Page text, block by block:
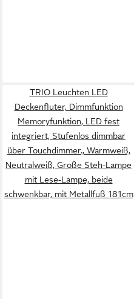
TRIO Leuchten LED
Deckenfluter, Dimmfunktion
Memoryfunktion, LED fest
integriert, Stufenlos dimmbar
über Touchdimmer., Warmweiß,
Neutralweiß, Große Steh-Lampe
mit Lese-Lampe, beide
schwenkbar, mit Metallfuß 181cm